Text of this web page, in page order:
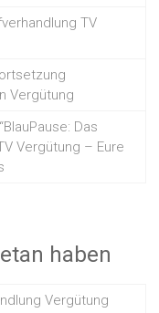
TV
Vergütung
Das
Vergütung – Eure
haben
Vergütung